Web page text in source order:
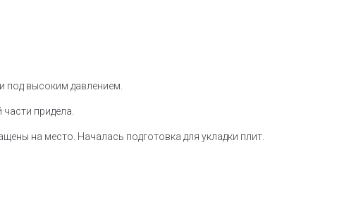
под высоким давлением.
придела.
на место. Началась подготовка для укладки плит.